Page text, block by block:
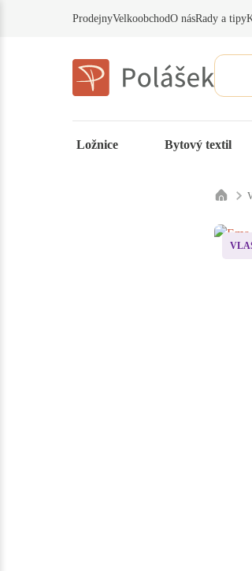
ProdejnyVelkoobchodO násRady a tipy
Ložnice Bytový textil